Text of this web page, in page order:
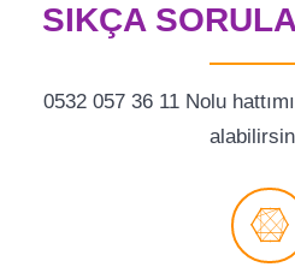
SIKÇA
0532 057 36 11 Nolu